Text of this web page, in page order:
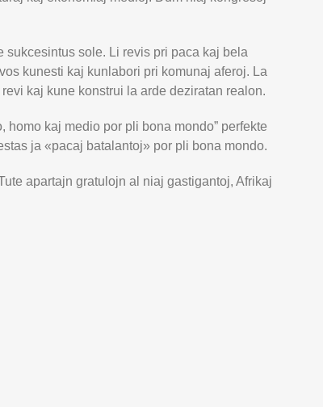
sukcesintus sole. Li revis pri paca kaj bela
kunesti kaj kunlabori pri komunaj aferoj. La
kaj kune konstrui la arde deziratan realon.
kaj medio por pli bona mondo” perfekte
ja «pacaj batalantoj» por pli bona mondo.
apartajn gratulojn al niaj gastigantoj, Afrikaj